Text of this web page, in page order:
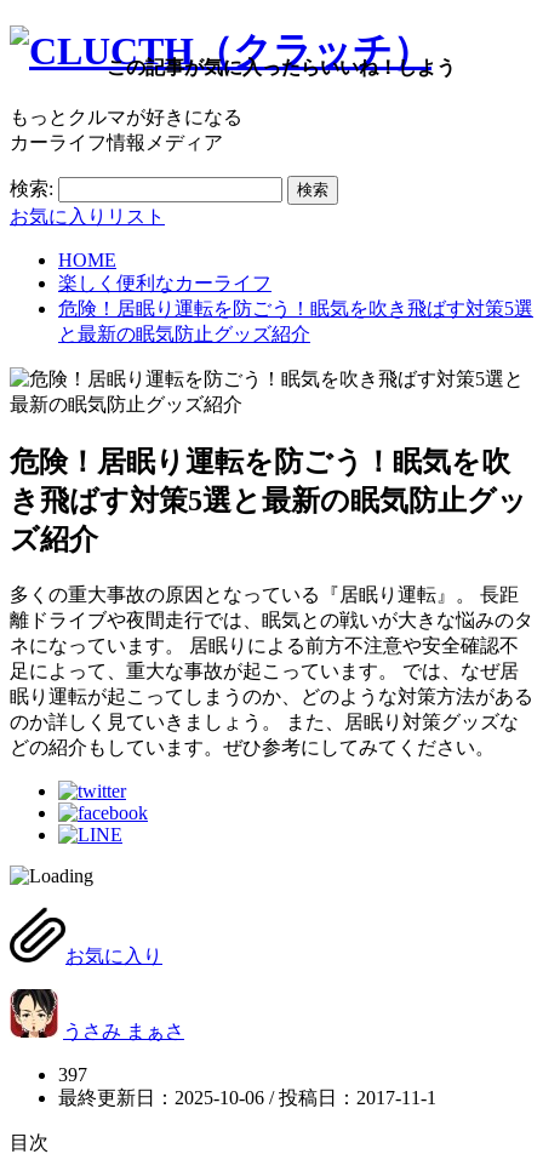
もっとクルマが好きになる
カーライフ情報メディア
検索:
お気に入りリスト
HOME
楽しく便利なカーライフ
危険！居眠り運転を防ごう！眠気を吹き飛ばす対策5選
と最新の眠気防止グッズ紹介
危険！居眠り運転を防ごう！眠気を吹
き飛ばす対策5選と最新の眠気防止グッ
ズ紹介
多くの重大事故の原因となっている『居眠り運転』。 長距
離ドライブや夜間走行では、眠気との戦いが大きな悩みのタ
ネになっています。 居眠りによる前方不注意や安全確認不
足によって、重大な事故が起こっています。 では、なぜ居
眠り運転が起こってしまうのか、どのような対策方法がある
のか詳しく見ていきましょう。 また、居眠り対策グッズな
どの紹介もしています。ぜひ参考にしてみてください。
お気に入り
うさみ まぁさ
397
最終更新日：2025-10-06 / 投稿日： 2017-11-1
目次
この記事が気に入ったらいいね！しよう